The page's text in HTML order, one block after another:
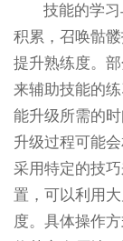
技能的学
积累，召唤骷
提升熟练度。
来辅助技能的
能升级所需的
升级过程可能
采用特定的技
置，可以利用
度。具体操作